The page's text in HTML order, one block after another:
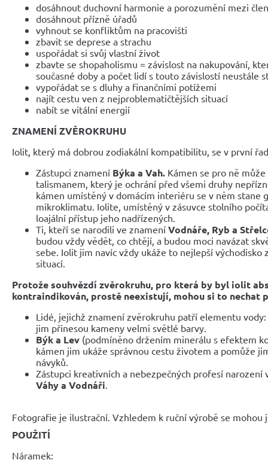
dosáhnout duchovní harmonie a porozumění mezi
dosáhnout přízně úřadů
vyhnout se konfliktům na pracovišti
zbavit se deprese a strachu
uspořádat si svůj vlastní život
zbavte se shopaholismu = závislost na nakupování,
současné doby a počet lidí s touto závislostí neustále
vypořádat se s dluhy a finančními potížemi
najít cestu ven z nejproblematičtějších situací
nabít se vitální energií
ZNAMENÍ ZVĚROKRUHU
Iolit, který má dobrou zodiakální kompatibilitu, se v první
Zástupci znamení Býka a Vah. Kámen se pro ně
talismanem, který je ochrání před všemi druhy
kámen umístěný v domácím interiéru se v něm stane
mikroklimatu. Iolite, umístěný v zásuvce stolního
loajální přístup jeho nadřízených.
Ti, kteří se narodili ve znamení Vodnáře, Ryb a
budou vždy vědět, co chtějí, a budou moci navázat
sebe. Iolit jim navíc vždy ukáže to nejlepší východisko
situací.
Protože souhvězdí zvěrokruhu, pro která by byl iolit
kontraindikován, prostě neexistují, mohou si to nechat
Lidé, jejichž znamení zvěrokruhu patří elementu vody:
jim přinesou kameny velmi světlé barvy.
Býk a Lev (podmíněno držením minerálu s efektem
kámen jim ukáže správnou cestu životem a pomůže
návyků.
Zástupci kreativních a nebezpečných profesí narození
Váhy a Vodnáři
Fotografie je ilustrační. Vzhledem k ruční výrobě se
POUŽITÍ
Náramek: